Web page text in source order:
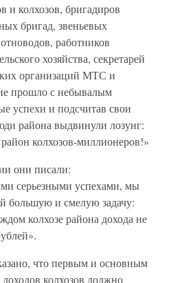
и колхозов, бригадиров
бригад, звеньевых
работников
хозяйства, секретарей
организаций МТС и
прошло с небывалым
успехи и подсчитав свои
района выдвинули лозунг:
колхозов-миллионеров!»
они писали:
серьезными успехами, мы
большую и смелую задачу:
колхозе района дохода не
что первым и основным
колхозов должно